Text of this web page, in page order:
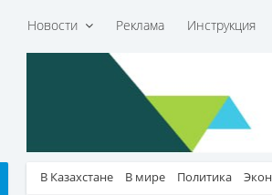
Новости Реклама Инструкция
В Казахстане В мире Политика